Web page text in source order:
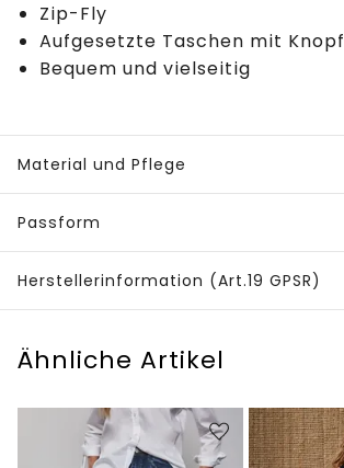
Zip-Fly
Aufgesetzte Taschen mit Knopf
Bequem und vielseitig
Material und Pflege
Passform
Herstellerinformation (Art.19 GPSR)
Ähnliche Artikel